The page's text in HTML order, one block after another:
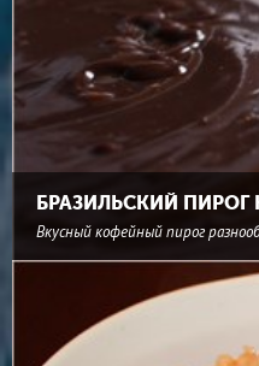
БРАЗИЛЬСКИЙ ПИРОГ
Вкусный кофейный пирог